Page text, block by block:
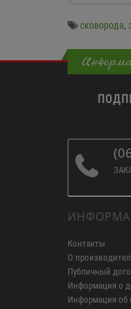
сковорода,
Контакты
О
Публичный
Информация о
Информация об